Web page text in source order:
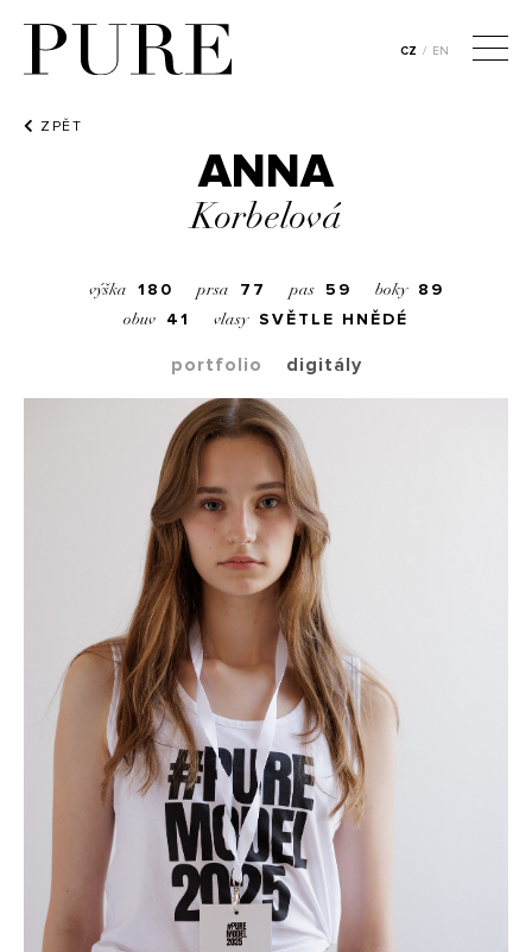
CZ / EN
ZPĚT
ANNA
Korbelová
výška 180 prsa 77 pas 59 boky 89
obuv 41 vlasy SVĚTLE HNĚDÉ
portfolio digitály